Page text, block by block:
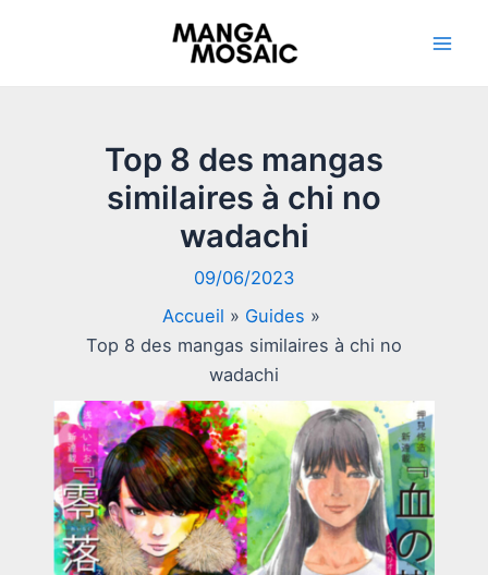
Top 8 des mangas
similaires à chi no
wadachi
09/06/2023
Accueil
Guides
Top 8 des mangas similaires à chi no
wadachi